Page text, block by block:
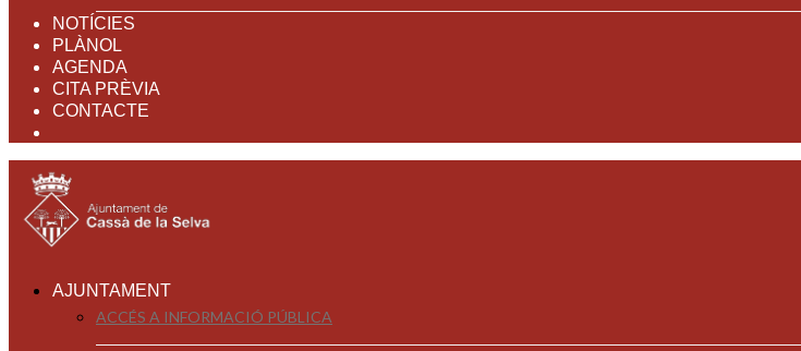
NOTÍCIES
PLÀNOL
AGENDA
CITA PRÈVIA
CONTACTE
AJUNTAMENT
ACCÉS A INFORMACIÓ PÚBLICA